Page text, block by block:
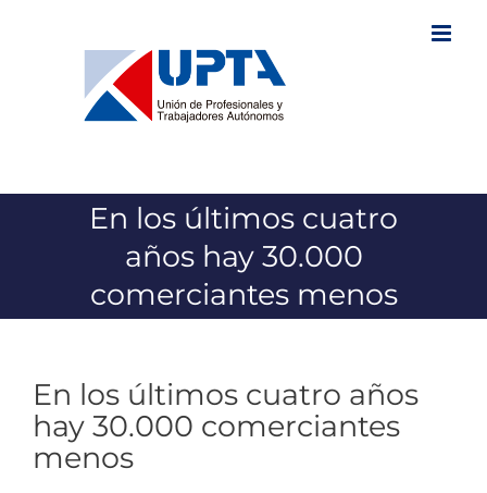
En los últimos cuatro
años hay 30.000
comerciantes menos
En los últimos cuatro años
hay 30.000 comerciantes
menos